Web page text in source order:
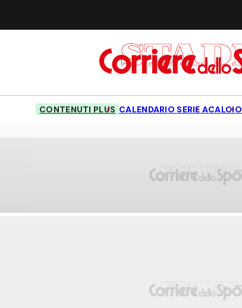
CONTENUTI PLUS CALENDARIO SERIE ACALCIO